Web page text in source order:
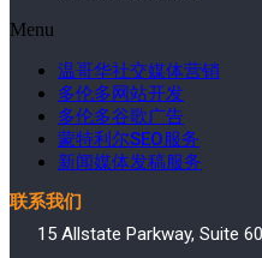
Menu
温哥华社交媒体营销
多伦多网站开发
多伦多谷歌广告
蒙特利尔SEO服务
新闻媒体发稿服务
联系我们
15 Allstate Parkway, Suite